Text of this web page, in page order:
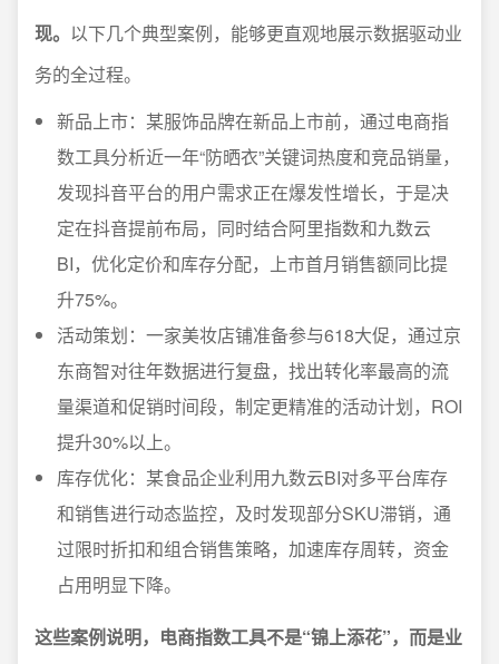
现。 以下几个典型案例，能够更直观地展示数据驱动业
务的全过程。
新品上市：某服饰品牌在新品上市前，通过电商指
数工具分析近一年“防晒衣”关键词热度和竞品销量，
发现抖音平台的用户需求正在爆发性增长，于是决
定在抖音提前布局，同时结合阿里指数和九数云
BI，优化定价和库存分配，上市首月销售额同比提
升75%。
活动策划：一家美妆店铺准备参与618大促，通过京
东商智对往年数据进行复盘，找出转化率最高的流
量渠道和促销时间段，制定更精准的活动计划，ROI
提升30%以上。
库存优化：某食品企业利用九数云BI对多平台库存
和销售进行动态监控，及时发现部分SKU滞销，通
过限时折扣和组合销售策略，加速库存周转，资金
占用明显下降。
这些案例说明，电商指数工具不是“锦上添花”，而是业